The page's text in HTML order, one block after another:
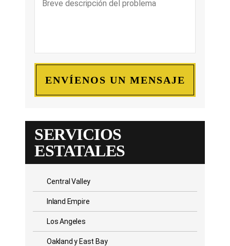
SERVICIOS
ESTATALES
Central Valley
Inland Empire
Los Angeles
Oakland y East Bay